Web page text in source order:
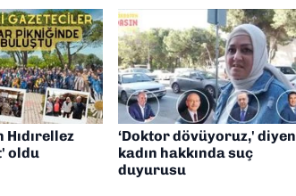
oldu
‘Doktor dövüyoruz,' diyen
kadın hakkında suç
duyurusu